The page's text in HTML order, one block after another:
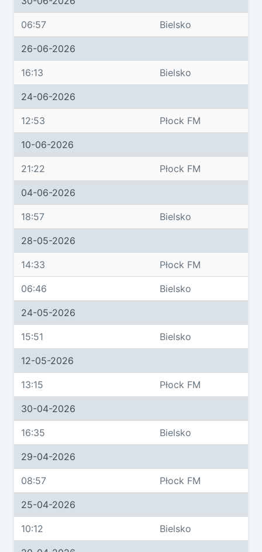
06:57 Bielsko
26-06-2026
16:13 Bielsko
24-06-2026
12:53 Płock FM
10-06-2026
21:22 Płock FM
04-06-2026
18:57 Bielsko
28-05-2026
14:33 Płock FM
06:46 Bielsko
24-05-2026
15:51 Bielsko
12-05-2026
13:15 Płock FM
30-04-2026
16:35 Bielsko
29-04-2026
08:57 Płock FM
25-04-2026
10:12 Bielsko